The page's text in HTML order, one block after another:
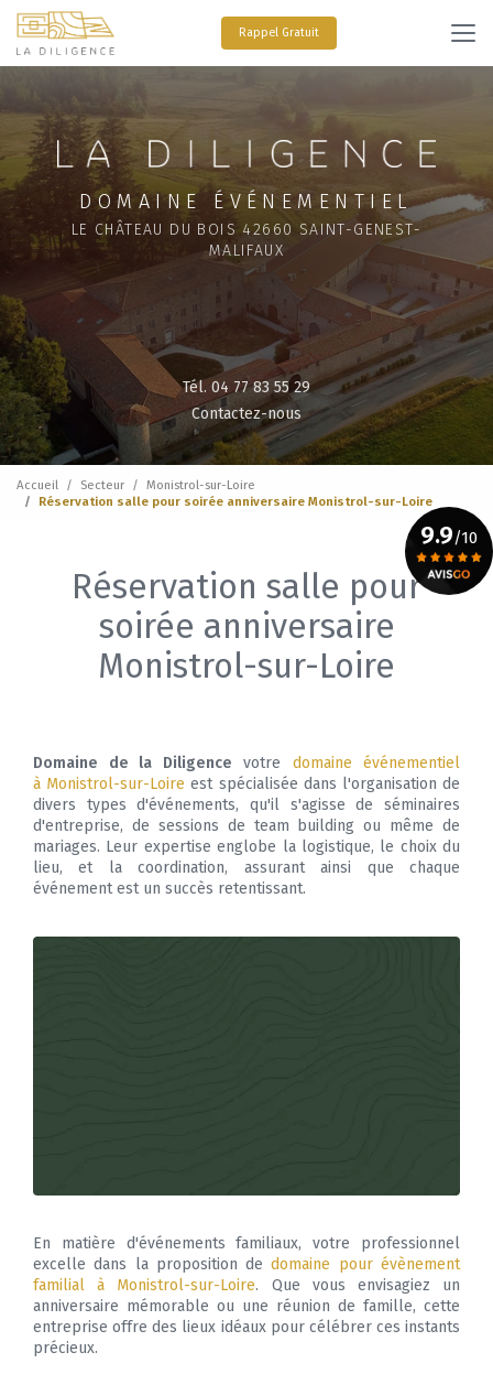
Aller
contenu
Rappel Gratuit
9.9/10
DOMAINE ÉVÉNEMENTIEL
LE CHÂTEAU DU BOIS 42660 SAINT-GENEST-
MALIFAUX
Tél. 04 77 83 55 29
Contactez-nous
Accueil Secteur
Monistrol-sur-Loire
Réservation salle pour soirée anniversaire Monistrol-sur-Loire
Réservation salle pour
soirée anniversaire
Monistrol-sur-Loire
Domaine de la Diligence votre domaine événementiel
à Monistrol-sur-Loire est spécialisée dans l'organisation de
divers types d'événements, qu'il s'agisse de séminaires
d'entreprise, de sessions de team building ou même de
mariages. Leur expertise englobe la logistique, le choix du
lieu, et la coordination, assurant ainsi que chaque
événement est un succès retentissant.
En matière d'événements familiaux, votre professionnel
excelle dans la proposition dedomaine pour évènement
familial à Monistrol-sur-Loire. Que vous envisagiez un
anniversaire mémorable ou une réunion de famille, cette
entreprise offre des lieux idéaux pour célébrer ces instants
précieux.